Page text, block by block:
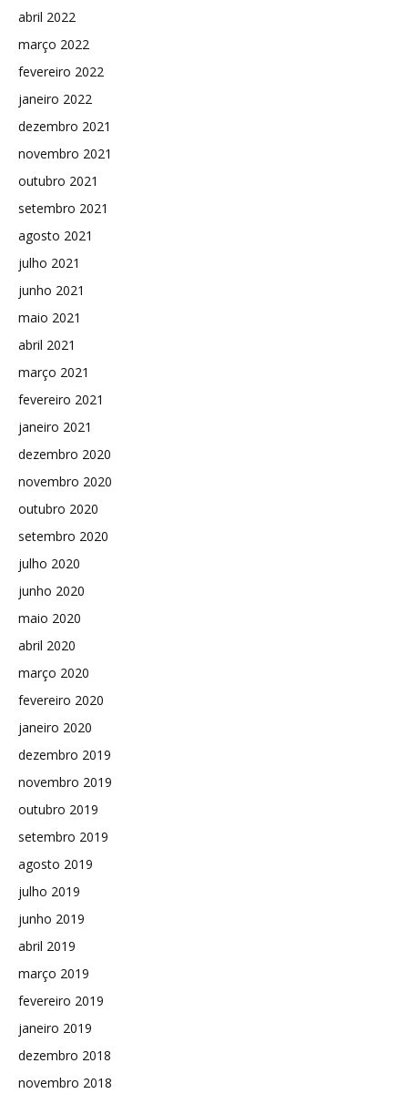
abril 2022
março 2022
fevereiro 2022
janeiro 2022
dezembro 2021
novembro 2021
outubro 2021
setembro 2021
agosto 2021
julho 2021
junho 2021
maio 2021
abril 2021
março 2021
fevereiro 2021
janeiro 2021
dezembro 2020
novembro 2020
outubro 2020
setembro 2020
julho 2020
junho 2020
maio 2020
abril 2020
março 2020
fevereiro 2020
janeiro 2020
dezembro 2019
novembro 2019
outubro 2019
setembro 2019
agosto 2019
julho 2019
junho 2019
abril 2019
março 2019
fevereiro 2019
janeiro 2019
dezembro 2018
novembro 2018